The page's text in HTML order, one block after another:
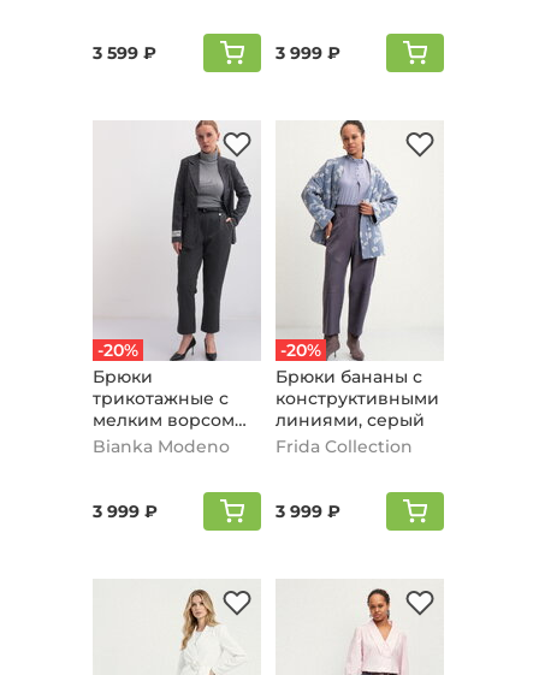
3 599 ₽ 3 999 ₽
-20%
Брюки
трикотажные с
мелким ворсом
внутри, серый
Bianka Modeno
3 999 ₽
-20%
Брюки бананы с
конструктивными
линиями, серый
Frida Collection
3 999 ₽